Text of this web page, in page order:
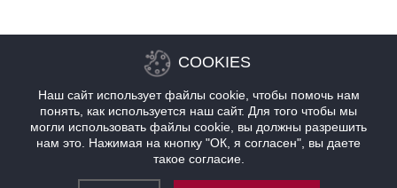
COOKIES
Наш сайт использует файлы cookie, чтобы помочь нам
понять, как используется наш сайт. Для того чтобы мы
могли использовать файлы cookie, вы должны разрешить
нам это. Нажимая на кнопку "ОК, я согласен", вы даете
такое согласие.